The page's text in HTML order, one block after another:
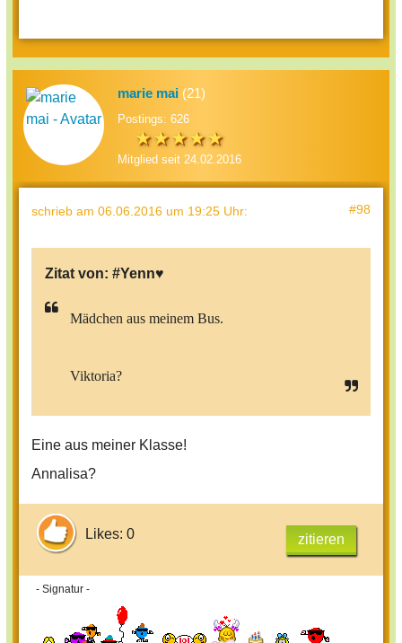
marie mai (21)
Postings: 626
Mitglied seit 24.02.2016
schrieb am 06.06.2016 um 19:25 Uhr: #98
Zitat von: #Yenn♥
Mädchen aus meinem Bus.
Viktoria?
Eine aus meiner Klasse!
Annalisa?
Likes: 0 zitieren
- Signatur -